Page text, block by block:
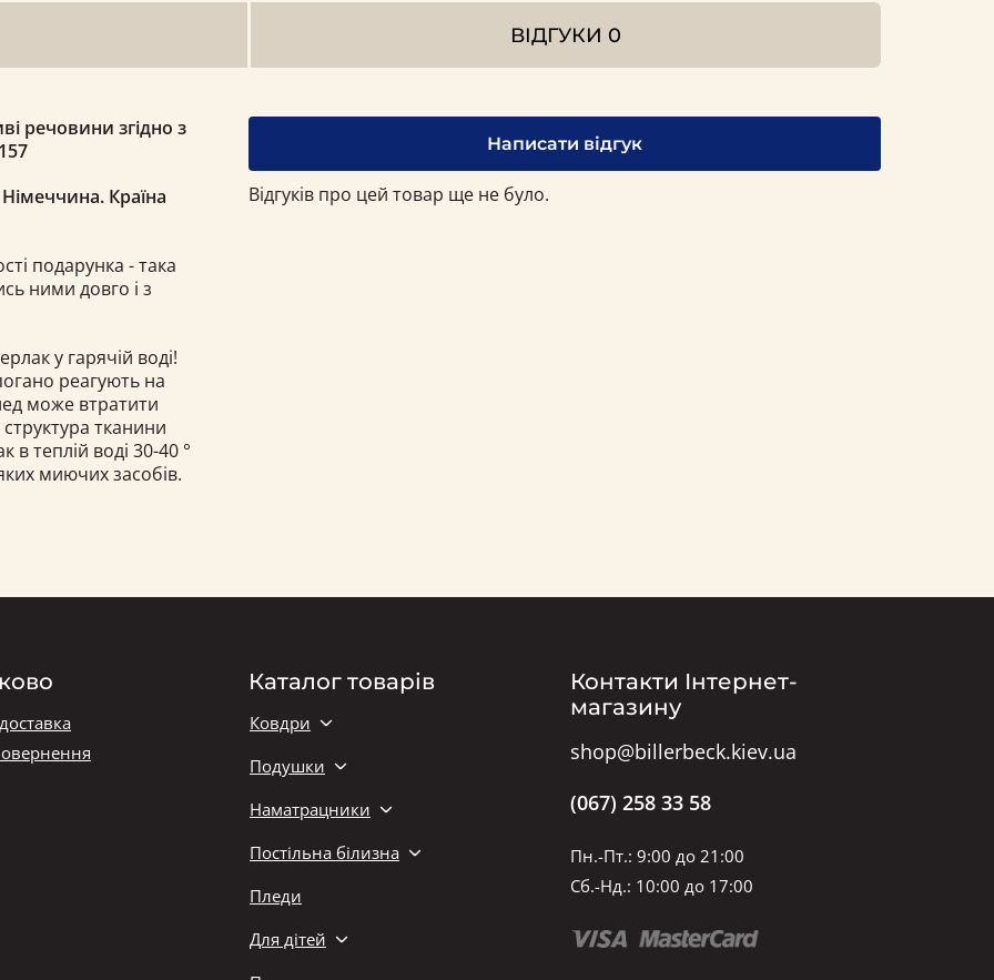
ВІДГУКИ 0
речовини згідно з
Країна
подарунка - така
ними довго і з
у гарячій воді!
реагують на
може втратити
тканини
теплій воді 30-40 °
миючих засобів.
Написати відгук
Відгуків про цей товар ще не було.
Каталог товарів
Ковдри
Подушки
Наматрацники
Постільна білизна
Пледи
Для дітей
Контакти Інтернет-
магазину
shop@billerbeck.kiev.ua
(067) 258 33 58
Пн.-Пт.: 9:00 до 21:00
Сб.-Нд.: 10:00 до 17:00